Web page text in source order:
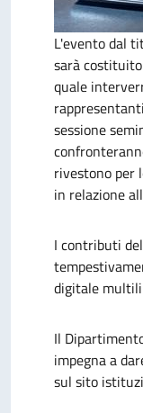
L'evento dal
sarà
quale
sessione
rivestono per
in relazione
I contributi
digitale
Il
impegna a
sul sito